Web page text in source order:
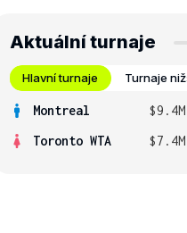
Aktuální turnaje
Hlavní turnaje Turnaje
Montreal $9.4M
Toronto WTA
$7.4M